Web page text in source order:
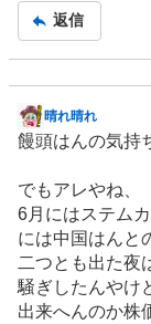
返信
掲
示
記
事
晴れ晴れ
饅頭はんの気持
でもアレやね、
6月にはステム
には中国はんと
二つとも出た夜
騒ぎしたんやけ
出来へんのか株